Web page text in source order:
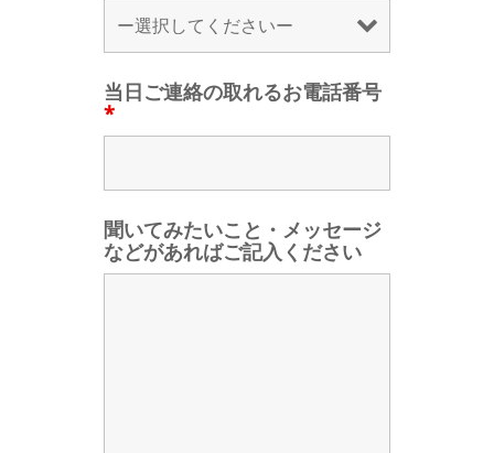
当日ご連絡の取れるお電話番号
*
聞いてみたいこと・メッセージ
などがあればご記入ください